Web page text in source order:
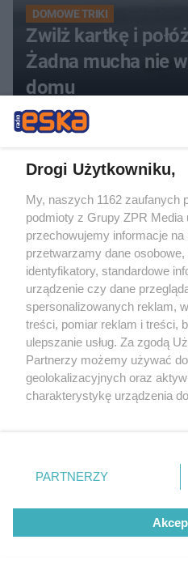
DOMOWE TRIKI
Zwilż kartkę i
Żadna mucha nie
domu
PIELĘGNACJA BORÓWKI
Zrób to po
rok zbiory będą
Drogi Użytkowniku,
My, naszych 1162 zaufanych
podmioty z Grupy ZPR
przechowujemy informacje na
przetwarzamy dane
identyfikatory, standardowe
urządzenie czy dane
spersonalizowanych reklam,
treści, pomiar reklam i treści,
ulepszanie usług. Za zgodą
Partnerzy możemy używać
geolokalizacyjnych oraz
charakterystykę urządzenia
zmienić/wycofać klikając
znajdujący się w lewym
rodzaje przetwarzania
użytkownika, ale masz prawo
przetwarzaniu. Preferencje
PARTNERZY